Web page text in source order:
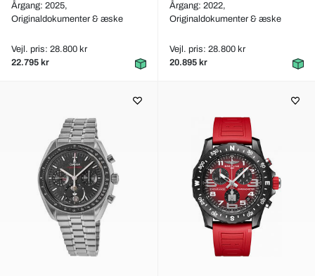
Årgang: 2025,
Originaldokumenter & æske
Vejl. pris: 28.800 kr
22.795 kr
Årgang: 2022,
Originaldokumenter & æske
Vejl. pris: 28.800 kr
20.895 kr